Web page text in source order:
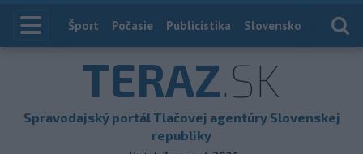
Index
Šport Počasie Publicistika Slovensko
TERAZ.SK
Spravodajský portál Tlačovej agentúry Slovenskej
republiky